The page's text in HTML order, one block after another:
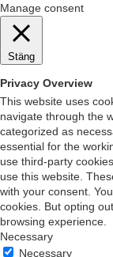
Manage consent
Stäng
Privacy Overview
This website uses
navigate through the
categorized as
essential for the
use third-party
use this website.
with your consent.
cookies. But opting
browsing experience.
Necessary
Necessary